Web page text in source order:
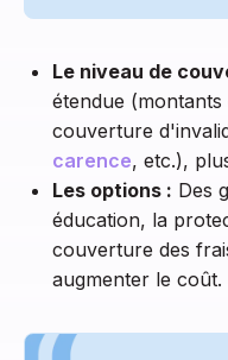
Le niveau de
étendue
couverture
carence, etc.),
Les options : Des
éducation, la
couverture des
augmenter le coût.